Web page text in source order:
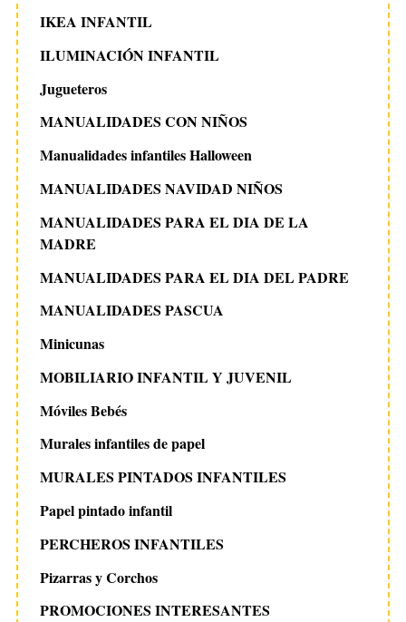
IKEA INFANTIL
ILUMINACIÓN INFANTIL
Jugueteros
MANUALIDADES CON NIÑOS
Manualidades infantiles Halloween
MANUALIDADES NAVIDAD NIÑOS
MANUALIDADES PARA EL DIA DE LA
MADRE
MANUALIDADES PARA EL DIA DEL PADRE
MANUALIDADES PASCUA
Minicunas
MOBILIARIO INFANTIL Y JUVENIL
Móviles Bebés
Murales infantiles de papel
MURALES PINTADOS INFANTILES
Papel pintado infantil
PERCHEROS INFANTILES
Pizarras y Corchos
PROMOCIONES INTERESANTES